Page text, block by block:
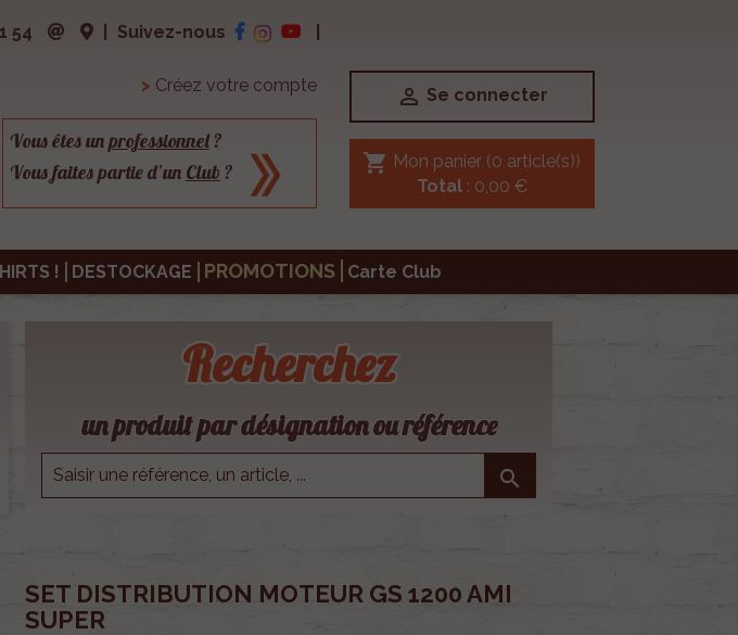
54 Suivez-nous
> Créez votre compte
Vous êtes unprofessionnel?
Vous faites partie d’un Club ?
 Se connecter
shopping_cart Mon panier (0 article(s))
Total: 0,00 €
! DESTOCKAGE PROMOTIONS Carte Club
Recherchez
un produit par désignation ou référence

SET DISTRIBUTION MOTEUR GS 1200 AMI
SUPER